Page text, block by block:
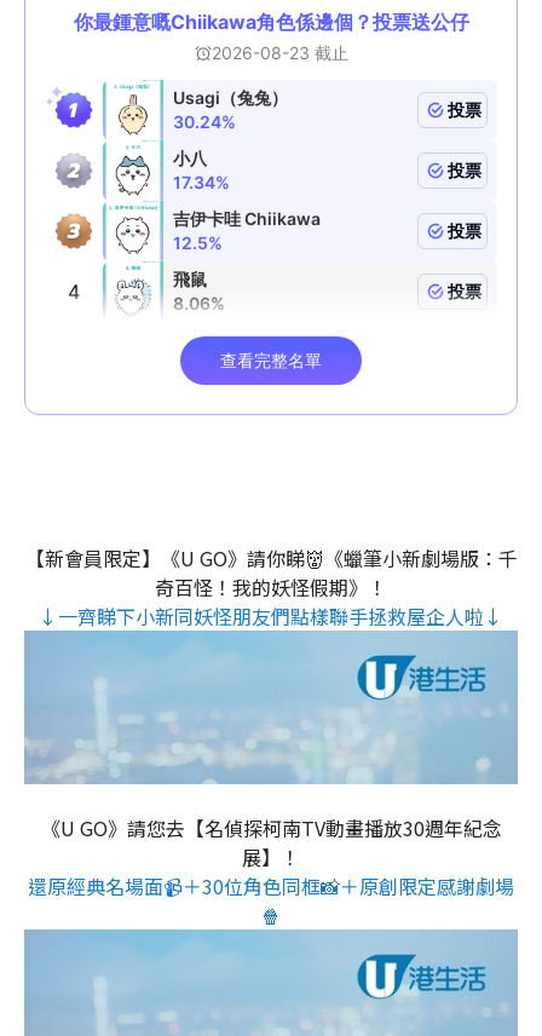
【新會員限定】《U GO》請你睇👹《蠟筆小新劇場版：千
奇百怪！我的妖怪假期》！
↓一齊睇下小新同妖怪朋友們點樣聯手拯救屋企人啦↓
《U GO》請您去【名偵探柯南TV動畫播放30週年紀念
展】！
還原經典名場面📹＋30位角色同框📸＋原創限定感謝劇場
🍿